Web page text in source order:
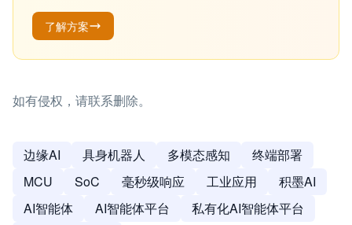
了解方案
如有侵权，请联系删除。
边缘AI 具身机器人 多模态感知
终端部署
MCU
SoC 毫秒级响应 工业应用
积墨AI
AI智能体
AI智能体平台
私有化AI智能体平台